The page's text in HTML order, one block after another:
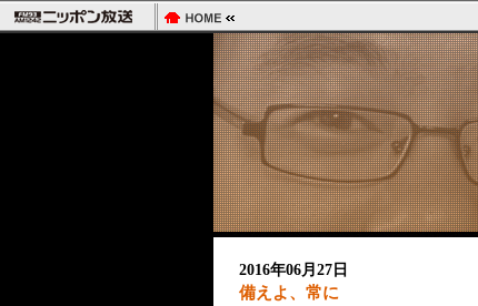
2016年06月27日
備えよ、常に